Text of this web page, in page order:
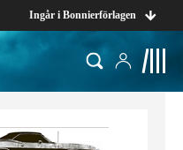
Ingår i Bonnierförlagen